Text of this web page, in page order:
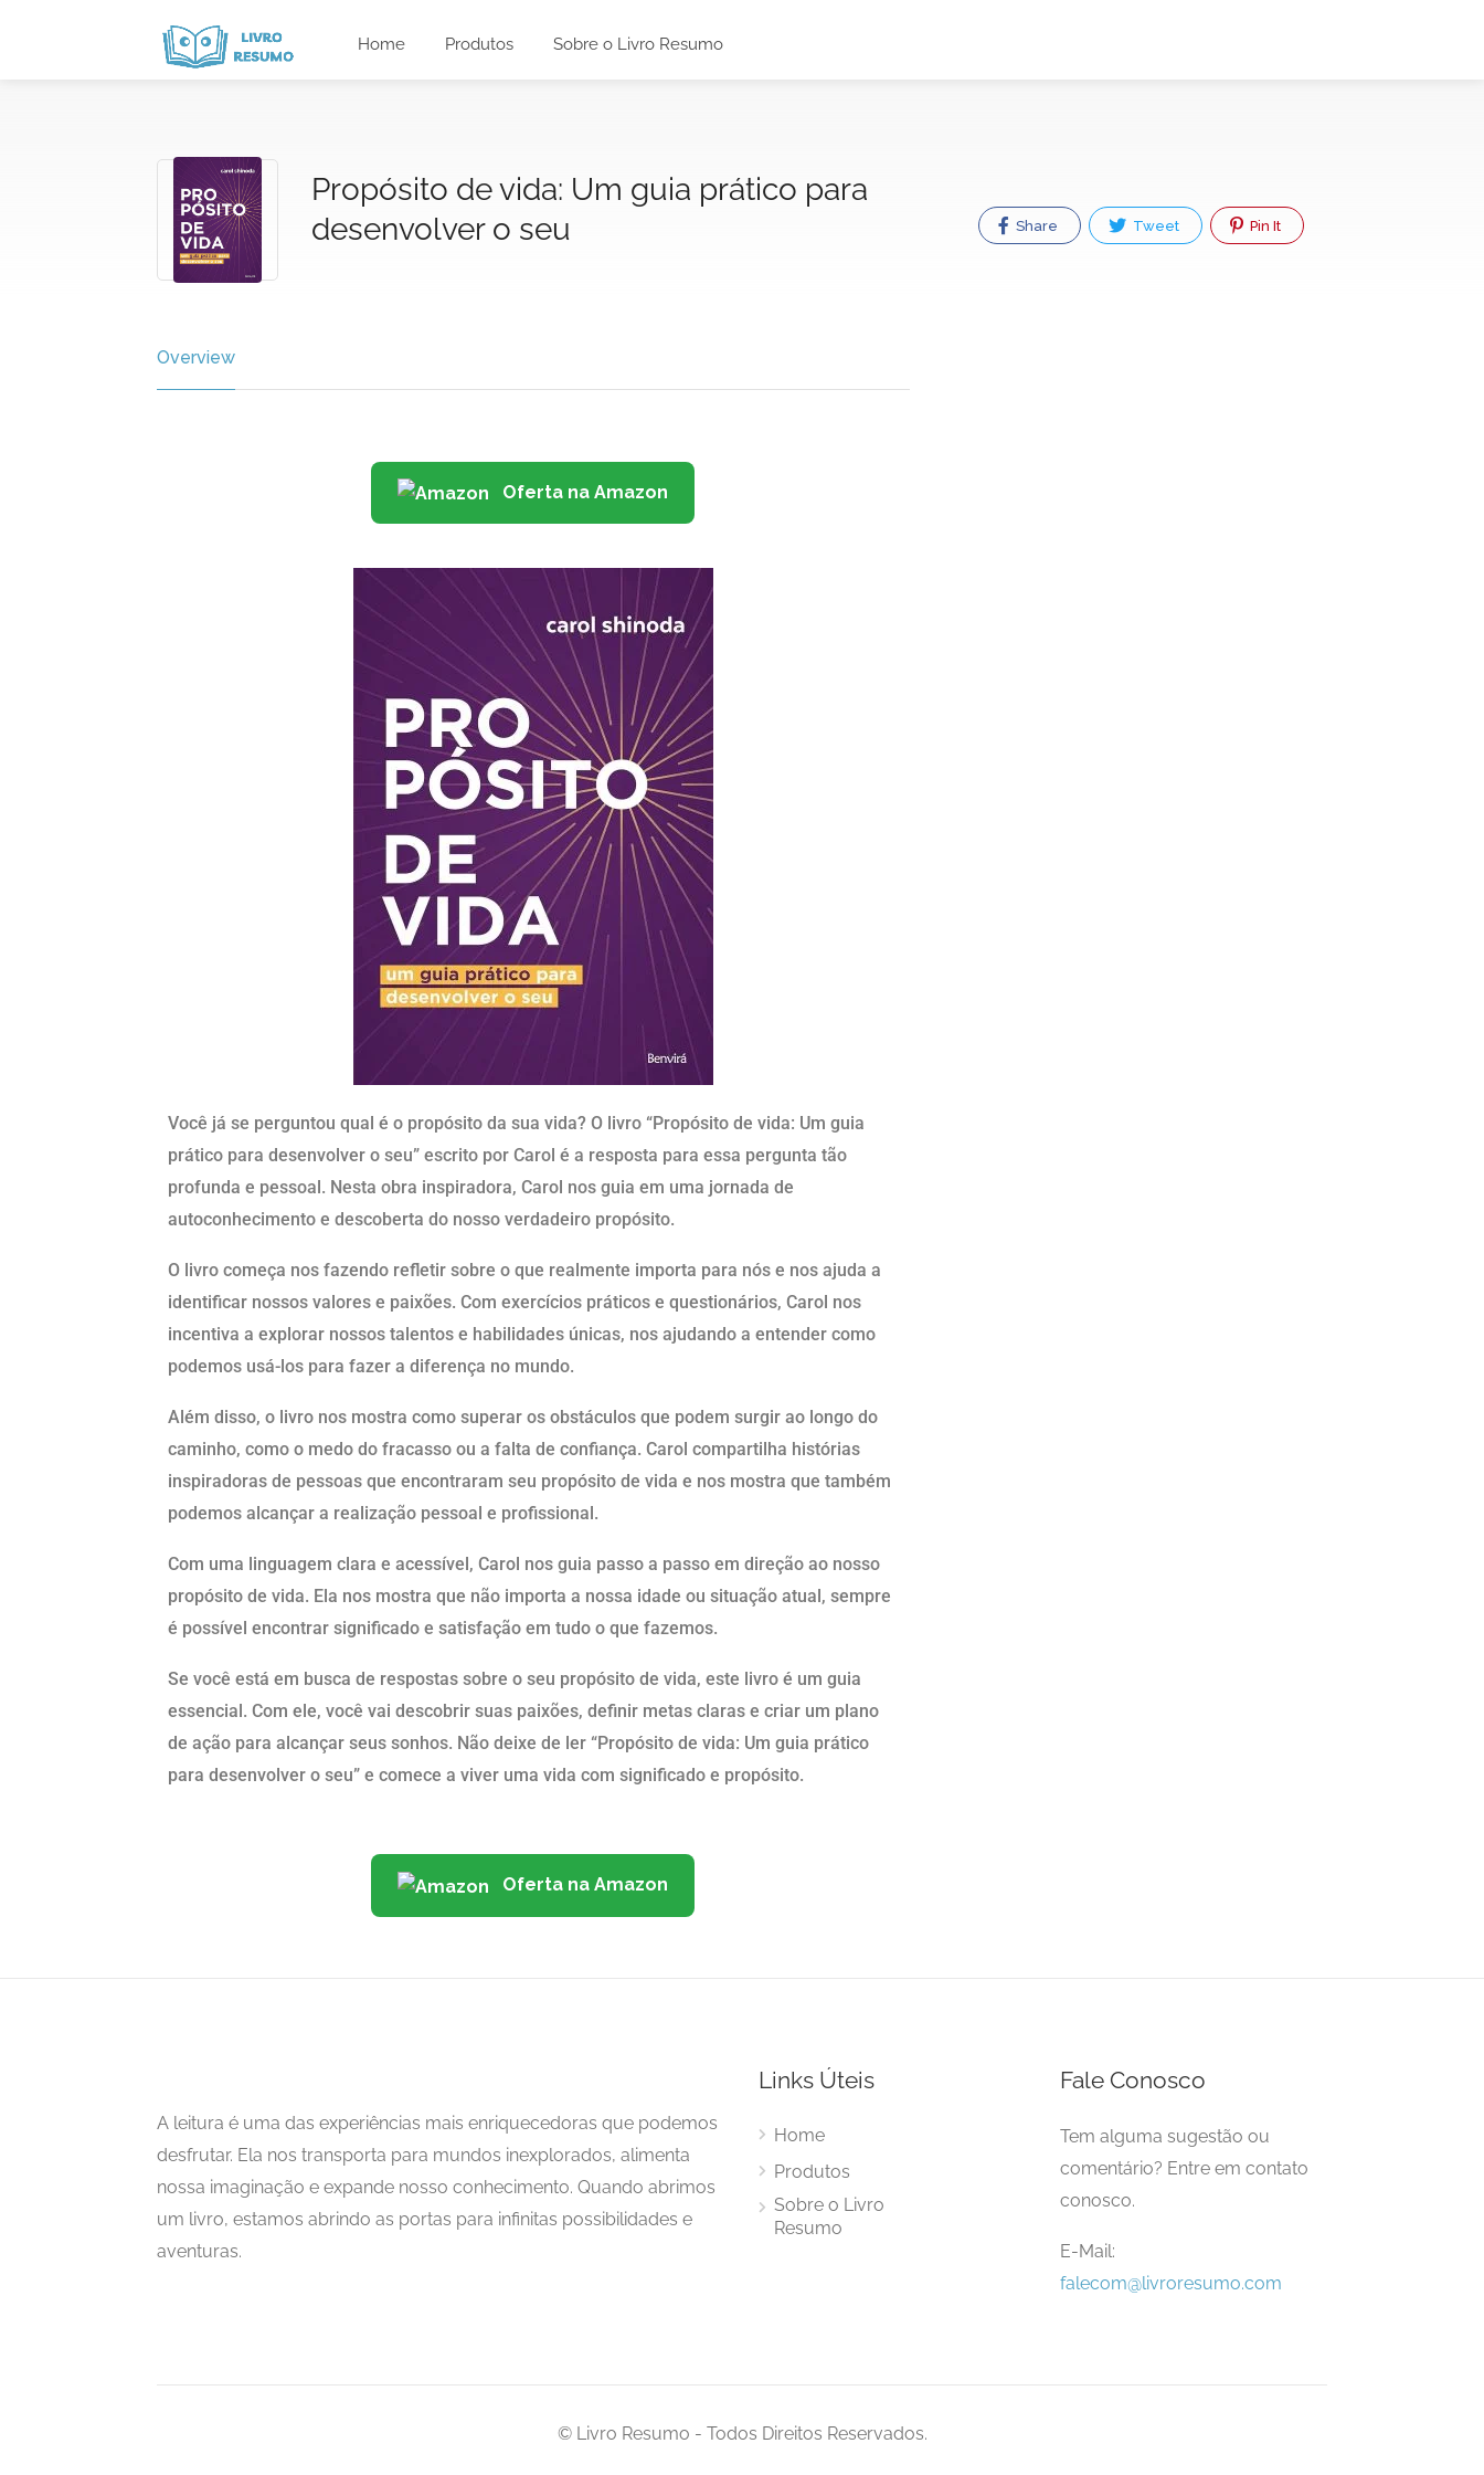
Home Produtos Sobre o Livro Resumo
Propósito de vida: Um guia prático para
desenvolver o seu
Overview
Oferta na Amazon
Você já se perguntou qual é o propósito da sua vida? O livro “Propósito de vida: Um guia
prático para desenvolver o seu” escrito por Carol é a resposta para essa pergunta tão
profunda e pessoal. Nesta obra inspiradora, Carol nos guia em uma jornada de
autoconhecimento e descoberta do nosso verdadeiro propósito.
O livro começa nos fazendo refletir sobre o que realmente importa para nós e nos ajuda a
identificar nossos valores e paixões. Com exercícios práticos e questionários, Carol nos
incentiva a explorar nossos talentos e habilidades únicas, nos ajudando a entender como
podemos usá-los para fazer a diferença no mundo.
Além disso, o livro nos mostra como superar os obstáculos que podem surgir ao longo do
caminho, como o medo do fracasso ou a falta de confiança. Carol compartilha histórias
inspiradoras de pessoas que encontraram seu propósito de vida e nos mostra que também
podemos alcançar a realização pessoal e profissional.
Com uma linguagem clara e acessível, Carol nos guia passo a passo em direção ao nosso
propósito de vida. Ela nos mostra que não importa a nossa idade ou situação atual, sempre
é possível encontrar significado e satisfação em tudo o que fazemos.
Se você está em busca de respostas sobre o seu propósito de vida, este livro é um guia
essencial. Com ele, você vai descobrir suas paixões, definir metas claras e criar um plano
de ação para alcançar seus sonhos. Não deixe de ler “Propósito de vida: Um guia prático
para desenvolver o seu” e comece a viver uma vida com significado e propósito.
Oferta na Amazon
Share Tweet Pin It
A leitura é uma das experiências mais enriquecedoras que podemos
desfrutar. Ela nos transporta para mundos inexplorados, alimenta
nossa imaginação e expande nosso conhecimento. Quando abrimos
um livro, estamos abrindo as portas para infinitas possibilidades e
aventuras.
Links Úteis
Home
Produtos
Sobre o Livro
Resumo
Fale Conosco
Tem alguma sugestão ou
comentário? Entre em contato
conosco.
E-Mail:
falecom@livroresumo.com
© Livro Resumo - Todos Direitos Reservados.